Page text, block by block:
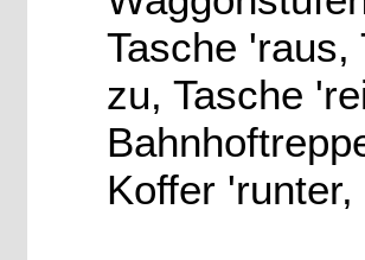
Tasche 'raus,
zu, Tasche
Koffer